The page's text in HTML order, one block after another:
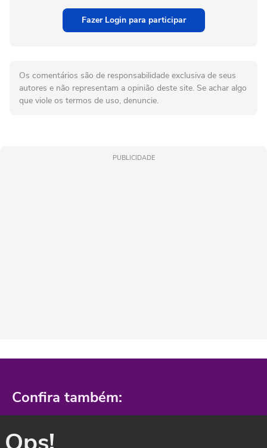
Fazer Login para participar
Os comentários são de responsabilidade exclusiva de seus
autores e não representam a opinião deste site. Se achar algo
que viole os termos de uso, denuncie.
PUBLICIDADE
Confira também: